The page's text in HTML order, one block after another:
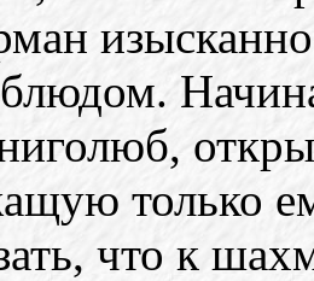
только
что к